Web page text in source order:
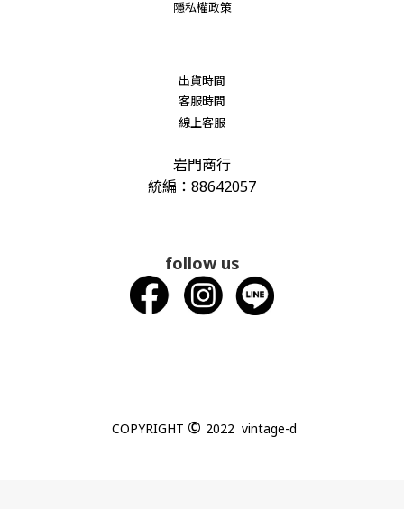
隱私權政策
出貨時間
客服時間
線上客服
岩門商行
統編：88642057
follow us
COPYRIGHT © 2022 vintage-d